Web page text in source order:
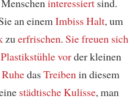
interessiertsind.
an einemImbissHalt, um
zuerfrischen. Sie freuen sich
Plastikstühlevorder kleinen
dasTreibenin diesem
städtische Kulisse, man